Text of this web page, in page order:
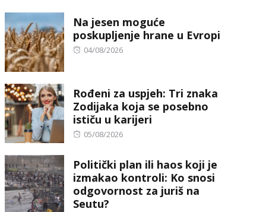
Na jesen moguće
poskupljenje hrane u Evropi
Posted
04/08/2026
Rođeni za uspjeh: Tri znaka
Zodijaka koja se posebno
ističu u karijeri
Posted
05/08/2026
Politički plan ili haos koji je
izmakao kontroli: Ko snosi
odgovornost za juriš na
Seutu?